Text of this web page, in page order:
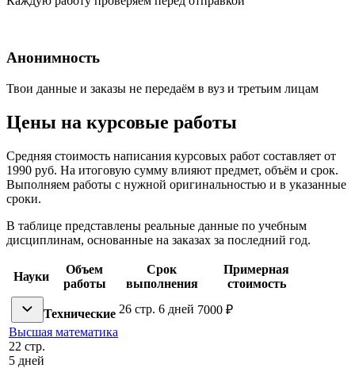
Анонимность
Твои данные и заказы не передаём в вуз и третьим лицам
Цены на курсовые работы
Средняя стоимость написания курсовых работ составляет от
1990 руб. На итоговую сумму влияют предмет, объём и срок.
Выполняем работы с нужной оригинальностью и в указанные
сроки.
В таблице представлены реальные данные по учебным
дисциплинам, основанные на заказах за последний год.
Науки
Объем
работы
Срок
выполнения
Примерная
стоимость
Технические 26 стр. 6 дней 7000 ₽
Высшая математика
22 стр.
5 дней